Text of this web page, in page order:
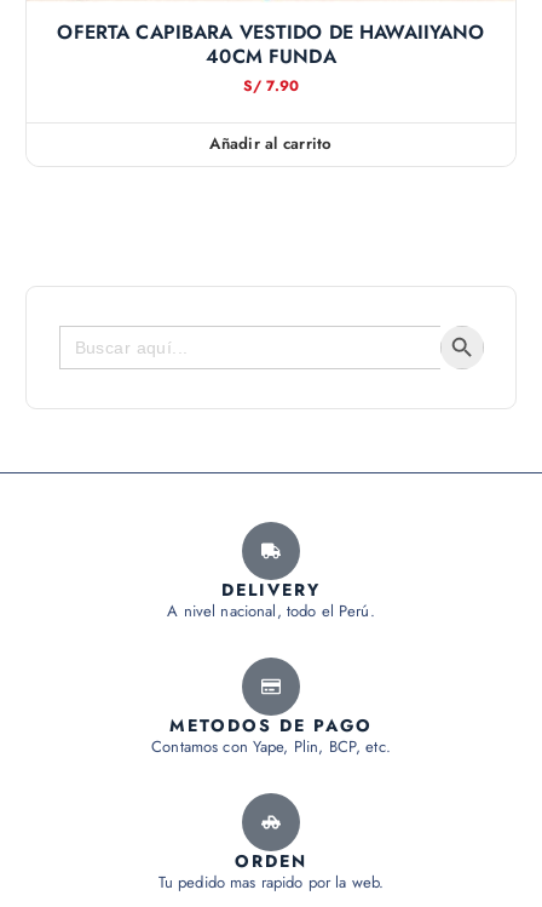
OFERTA CAPIBARA VESTIDO DE HAWAIIYANO
40CM FUNDA
S/ 7.90
Añadir al carrito
Buscar: Botón de
DELIVERY
A nivel nacional, todo el Perú.
METODOS DE PAGO
Contamos con Yape, Plin, BCP, etc.
ORDEN
Tu pedido mas rapido por la web.